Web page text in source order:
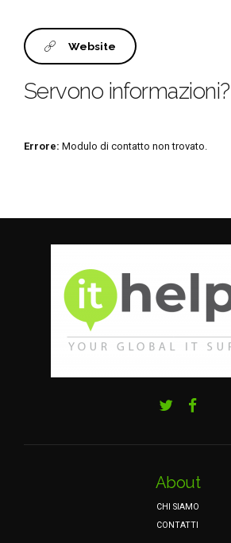
Website
Servono informazioni?
Errore: Modulo di contatto non trovato.
About
CHI SIAMO
CONTATTI